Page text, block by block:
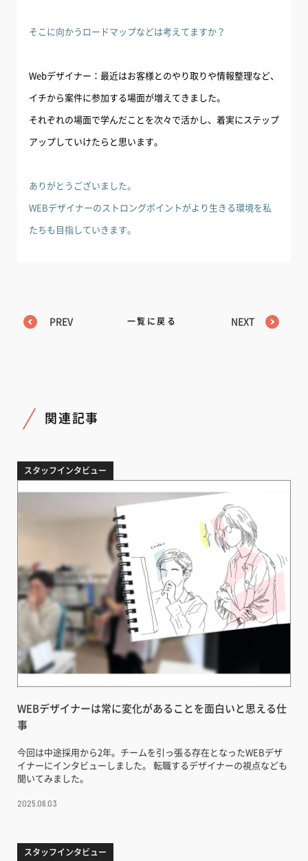
そこに向かうロードマップなどは考えてますか？
Webデザイナー：最近はお客様とのやり取りや情報整理など、
イチから案件に参加する場面が増えてきました。
それぞれの場面で学んだことを次々で活かし、着実にステップ
アップしていけたらと思います。
ありがとうございました。
WEBデザイナーのストロングポイントがより生きる環境を私
たちも目指していきます。
PREV 一覧に戻る NEXT
関連記事
スタッフインタビュー
WEBデザイナーは常に変化があることを面白いと思える仕
事
今回は中途採用から2年。チームを引っ張る存在となったWEBデザ
イナーにインタビューしました。 転職するデザイナーの視点なども
聞いてみました。
2025.06.03
スタッフインタビュー